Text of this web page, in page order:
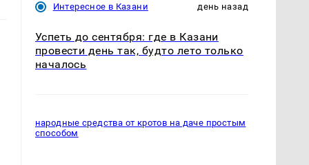
Интересное в Казани день назад
Успеть до сентября: где в Казани
провести день так, будто лето только
началось
народные средства от кротов на даче простым
способом